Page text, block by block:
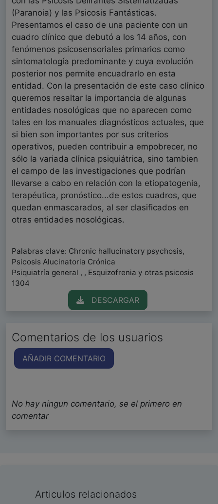
(Paranoia) y las Psicosis Fantásticas.
Presentamos el caso de una paciente con un
cuadro clínico que debutó a los 14 años, con
fenómenos psicosensoriales primarios como
sintomatología predominante y cuya evolución
posterior nos permite encuadrarlo en esta
entidad. Con la presentación de este caso clínico
queremos resaltar la importancia de algunas
entidades nosológicas que no aparecen como
tales en los manuales diagnósticos actuales, que
si bien son importantes por sus criterios
operativos, pueden contribuir a empobrecer, no
sólo la variada clínica psiquiátrica, sino tambien
el campo de las investigaciones que podrían
llevarse a cabo en relación con la etiopatogenia,
terapéutica, pronóstico...de estos cuadros, que
quedan enmascarados, al ser clasificados en
otras entidades nosológicas.
Palabras clave: Chronic hallucinatory psychosis,
Psicosis Alucinatoria Crónica
Psiquiatría general , , Esquizofrenia y otras psicosis
1304
DESCARGAR
Comentarios de los usuarios
AÑADIR COMENTARIO
No hay ningun comentario, se el primero en
comentar
Articulos relacionados